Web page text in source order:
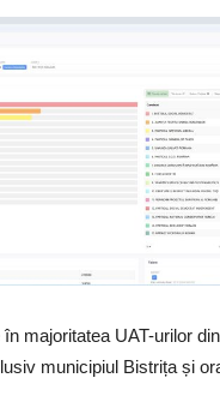
majoritatea UAT-urilor
municipiul Bistrița și